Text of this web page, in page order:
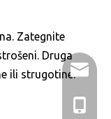
Zategnite
Druga
ili strugotine.